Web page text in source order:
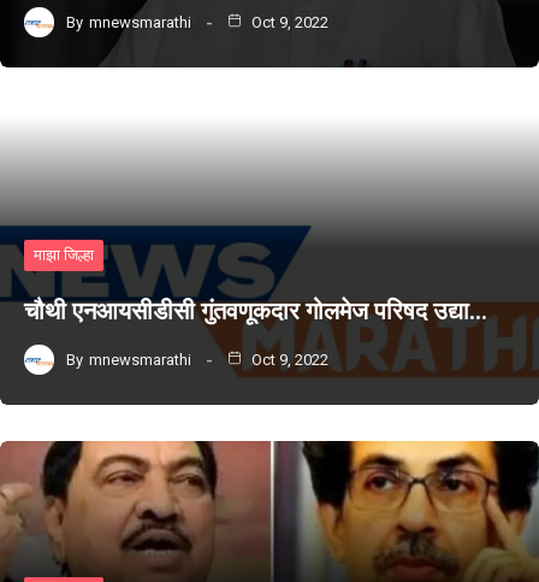
By mnewsmarathi Oct 9, 2022
माझा जिल्हा
चौथी एनआयसीडीसी गुंतवणूकदार गोलमेज परिषद उद्या…
By mnewsmarathi Oct 9, 2022